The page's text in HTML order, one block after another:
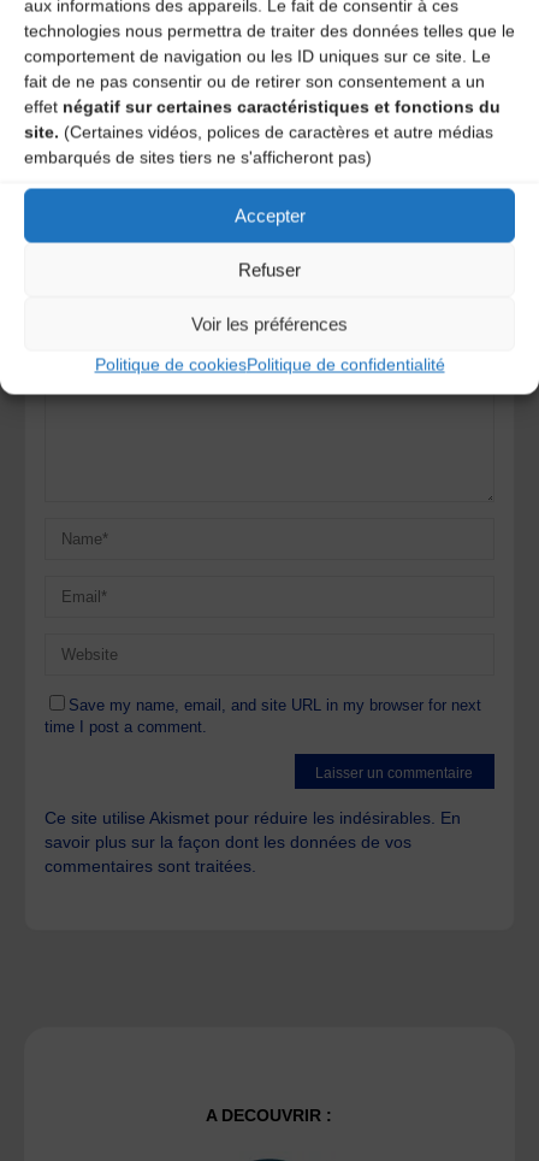
aux informations des appareils. Le fait de consentir à ces
technologies nous permettra de traiter des données telles que le
comportement de navigation ou les ID uniques sur ce site. Le
fait de ne pas consentir ou de retirer son consentement a un
effet négatif sur certaines caractéristiques et fonctions du
site. (Certaines vidéos, polices de caractères et autre médias
embarqués de sites tiers ne s'afficheront pas)
Accepter
Refuser
Voir les préférences
Politique de cookiesPolitique de confidentialité
Choeur de la Chavannée – Concert
Toss’n Turn – Musique, chants & claquettes
irlandaises
Laisser un
commentaire
Votre adresse e-mail ne sera pas publiée.
Save my name, email, and site URL in my browser for next
time I post a comment.
Ce site utilise Akismet pour réduire les indésirables. En
savoir plus sur la façon dont les données de vos
commentaires sont traitées
A DECOUVRIR :